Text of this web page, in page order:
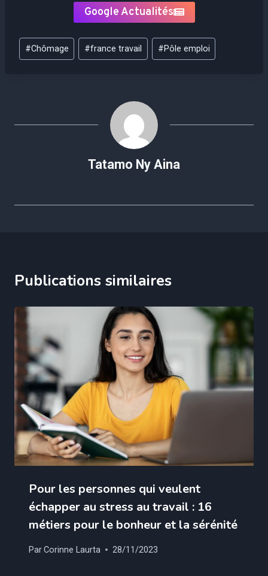
Google Actualités
Étiquettes
de
#Chômage #france travail #Pôle emploi
Tatamo Ny Aina
Publications similaires
Pour les personnes qui veulent
échapper au stress au travail : 16
métiers pour le bonheur et la sérénité
ParCorinne Laurta 28/11/2023